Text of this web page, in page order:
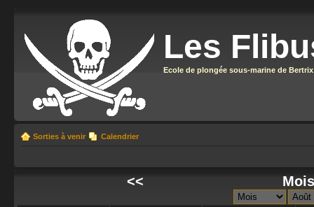
Les
Ecole de plongée sous-marine de Bertrix
Sorties à venir Calendrier
<<